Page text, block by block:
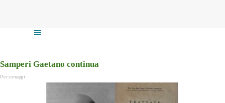
Samperi Gaetano continua
Personaggi